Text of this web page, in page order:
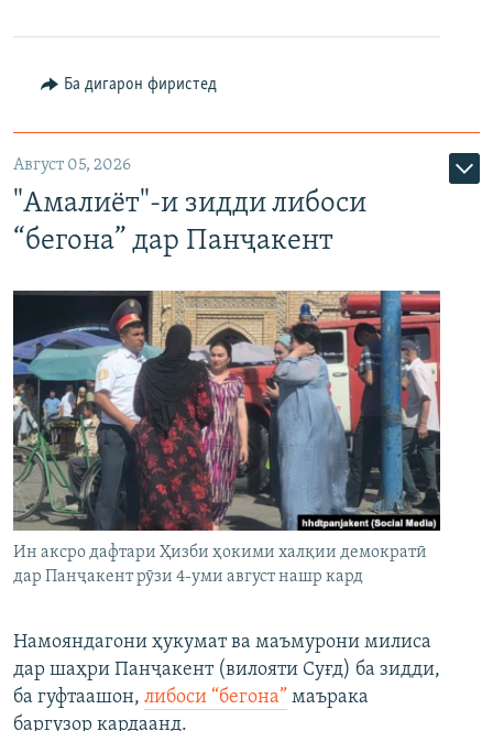
Ба дигарон фиристед
Август 05, 2026
"Амалиёт"-и зидди либоси
“бегона” дар Панҷакент
Ин аксро дафтари Ҳизби ҳокими халқии демократӣ
дар Панҷакент рӯзи 4-уми август нашр кард
Намояндагони ҳукумат ва маъмурони милиса
дар шаҳри Панҷакент (вилояти Суғд) ба зидди,
ба гуфтаашон, либоси “бегона” маърака
баргузор кардаанд.